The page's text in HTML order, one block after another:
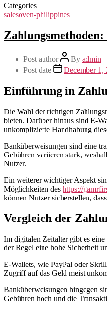
Categories
salesoven-philippines
Post author By admin
Post date
December 1,
Einführung in
Die Wahl der richtigen
bieten. Darüber hinaus sind E-
unkomplizierte Handhabung
Banküberweisungen sind eine
Gebühren variieren stark,
Nutzer.
Ein weiterer wichtiger Aspekt
Möglichkeiten des https://
können Nutzer sicherstellen,
Vergleich der
Im digitalen Zeitalter gibt es
der Regel eine hohe Sicherheit
E-Wallets, wie PayPal oder
Zugriff auf das Geld meist
Banküberweisungen hingegen
Gebühren hoch und die